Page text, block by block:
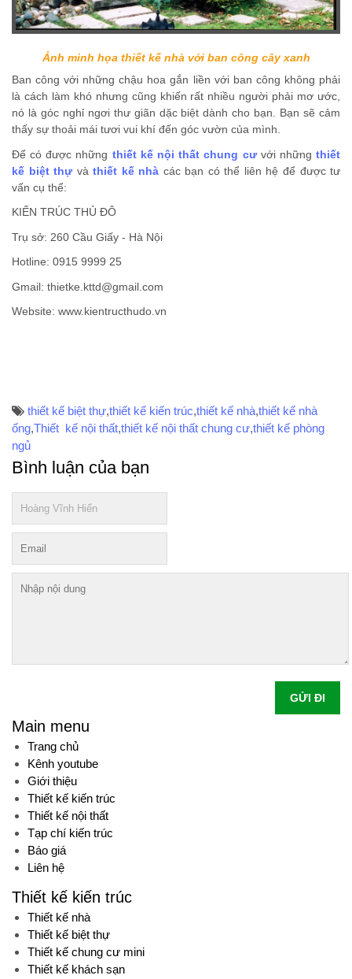
Ảnh minh họa thiết kế nhà với ban công cây xanh
Ban công với những chậu hoa gắn liền với ban công không phải
là cách làm khó nhưng cũng khiến rất nhiều người phải mơ ước,
nó là góc nghỉ ngơi thư giãn dặc biệt dành cho bạn. Bạn sẽ cảm
thấy sự thoải mái tươi vui khí đến góc vườn của mình.
Để có được những thiết kế nội thất chung cư với nhữngthiết
kế biệt thự vàthiết kế nhà các bạn có thể liên hệ để được tư
vấn cụ thể:
KIẾN TRÚC THỦ ĐÔ
Trụ sở: 260 Cầu Giấy - Hà Nội
Hotline: 0915 9999 25
Gmail: thietke.kttd@gmail.com
Website: www.kientructhudo.vn
thiết kế biệt thự,thiết kế kiến trúc,thiết kế nhà,thiết kế nhà
ống,Thiết kế nội thất,thiết kế nội thất chung cư,thiết kế phòng
ngủ
Bình luận của bạn
GỬI ĐI
Main menu
Trang chủ
Kênh youtube
Giới thiệu
Thiết kế kiến trúc
Thiết kế nội thất
Tạp chí kiến trúc
Báo giá
Liên hệ
Thiết kế kiến trúc
Thiết kế nhà
Thiết kế biệt thự
Thiết kế chung cư mini
Thiết kế khách sạn